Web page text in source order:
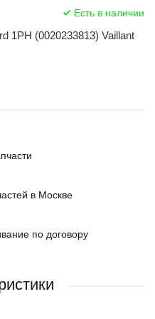
Есть в наличии
1PH (0020233813) Vaillant
в Москве
по договору